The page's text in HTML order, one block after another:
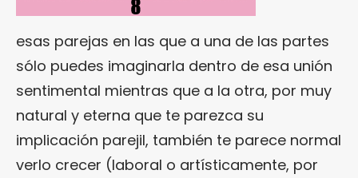
esas parejas en las que a una de las partes
sólo puedes imaginarla dentro de esa unión
sentimental mientras que a la otra, por muy
natural y eterna que te parezca su
implicación parejil, también te parece normal
verlo crecer (laboral o artísticamente, por